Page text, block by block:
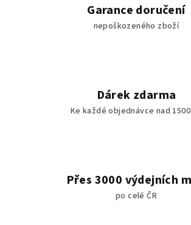
Garance doručení
nepoškozeného zboží
Dárek zdarma
Ke každé objednávce nad
Přes 3000 výdejních
po celé ČR